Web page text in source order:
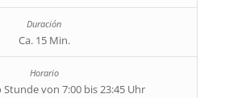
Ca. 15 Min.
von 7:00 bis 23:45 Uhr